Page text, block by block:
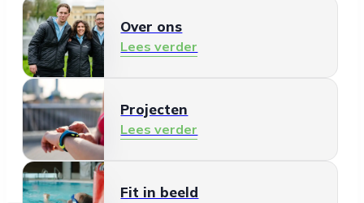
Over ons
Lees verder
Projecten
Lees verder
Fit in beeld